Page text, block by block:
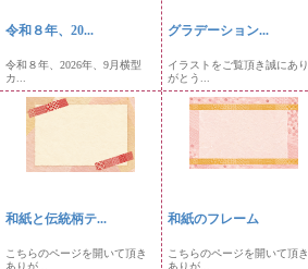
令和８年、20...
令和８年、2026年、9月横型
カ...
グラデーション...
イラストをご覧頂き誠にあり
がとう...
和紙と伝統柄テ...
こちらのページを開いて頂き
ありが...
和紙のフレーム
こちらのページを開いて頂き
ありが...